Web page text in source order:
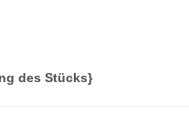
des Stücks}